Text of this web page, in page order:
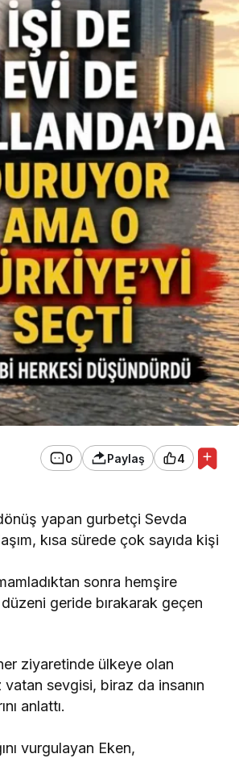
0 Paylaş 4
yapan gurbetçi Sevda
kısa sürede çok sayıda kişi
sonra hemşire
geride bırakarak geçen
ziyaretinde ülkeye olan
sevgisi, biraz da insanın
anlattı.
vurgulayan Eken,